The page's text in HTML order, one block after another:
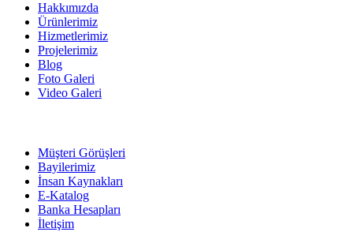
Hakkımızda
Ürünlerimiz
Hizmetlerimiz
Projelerimiz
Blog
Foto Galeri
Video Galeri
Müşteri Görüşleri
Bayilerimiz
İnsan Kaynakları
E-Katalog
Banka Hesapları
İletişim